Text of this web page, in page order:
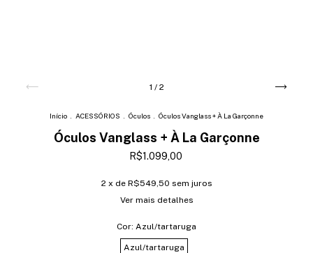
1 / 2
Início ACESSÓRIOS Óculos Óculos Vanglass + À La Garçonne
Óculos Vanglass + À La Garçonne
R$1.099,00
2 x de R$549,50 sem juros
Ver mais detalhes
Cor: Azul/tartaruga
Azul/tartaruga